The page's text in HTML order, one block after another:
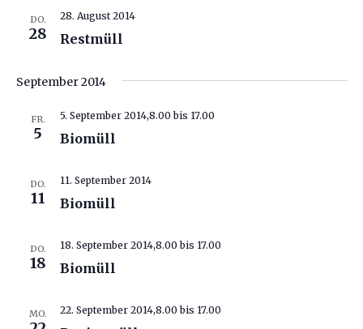
DO.
28 Restmüll
28. August 2014
September 2014
FR.
5 Biomüll
5. September 2014,8.00 bis 17.00
DO.
11 Biomüll
11. September 2014
DO.
18 Biomüll
18. September 2014,8.00 bis 17.00
MO. 22. September 2014,8.00 bis 17.00